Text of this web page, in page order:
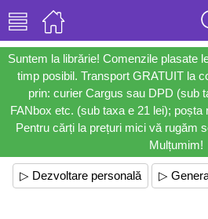
Suntem la librărie! Comenzile plasate
timp posibil. Transport GRATUIT la
prin: curier Cargus sau DPD (sub
FANbox etc. (sub taxa e 21 lei); poșta
Pentru cărți la prețuri mici vă rugăm
Mulțumim!
▷ Dezvoltare personală ▷